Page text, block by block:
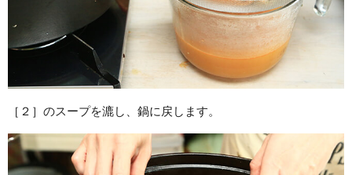
［２］のスープを漉し、鍋に戻します。